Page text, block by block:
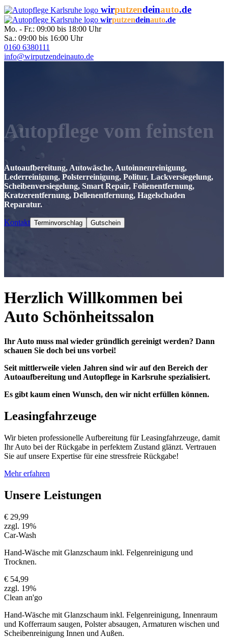
wirputzendeinauto.de
wirputzendeinauto.de
Mo. - Fr.: 09:00 bis 18:00 Uhr
Sa.: 09:00 bis 16:00 Uhr
0160 6380111
info@wirputzendeinauto.de
Autopflege vom feinsten
Autoaufbereitung, Autowäsche, Autoinnenreinigung,
Lederreinigung, Polsterreinigung, Politur, Lackversiegelung,
Scheibenversiegelung, Smart Repair, Folienentfernung,
Kratzerentfernung, Dellenentfernung, Hagelschaden
Reparatur.
Kontakt Terminvorschlag Gutschein
Herzlich Willkommen bei
Auto Schönheitssalon
Ihr Auto muss mal wieder gründlich gereinigt werden? Dann
schauen Sie doch bei uns vorbei!
Seit mittlerweile vielen Jahren sind wir auf den Bereich der
Autoaufbereitung und Autopflege in Karlsruhe spezialisiert.
Es gibt kaum einen Wunsch, den wir nicht erfüllen können.
Leasingfahrzeuge
Wir bieten professionelle Aufbereitung für Leasingfahrzeuge, damit
Ihr Auto bei der Rückgabe in perfektem Zustand glänzt. Vertrauen
Sie auf unsere Expertise für eine stressfreie Rückgabe!
Mehr erfahren
Unsere Leistungen
€ 29,99
zzgl. 19%
Car-Wash
Hand-Wäsche mit Glanzschaum inkl. Felgenreinigung und
Trocknen.
€ 54,99
zzgl. 19%
Clean an'go
Hand-Wäsche mit Glanzschaum inkl. Felgenreinigung, Innenraum
und Kofferraum saugen, Polster absaugen, Armaturen wischen und
Scheibenreinigung Innen und Außen.